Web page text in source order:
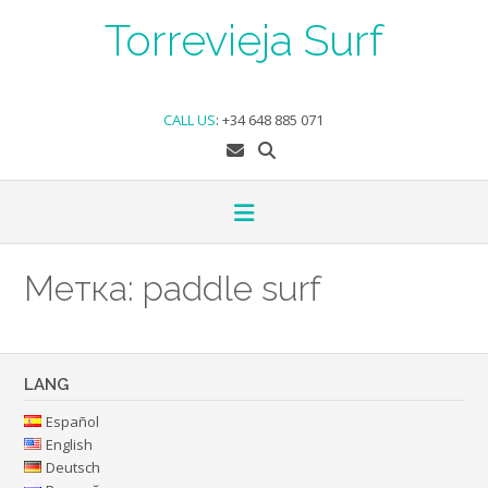
Torrevieja Surf
CALL US: +34 648 885 071
Метка: paddle surf
LANG
Español
English
Deutsch